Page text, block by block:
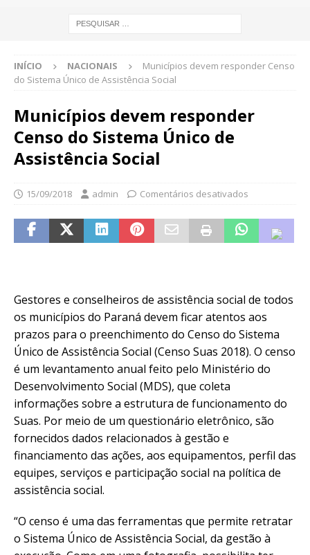
INÍCIO NACIONAIS
Municípios devem responder Censo
do Sistema Único de Assistência Social
Municípios devem responder
Censo do Sistema Único de
Assistência Social
15/09/2018 admin Comentários desativados
Gestores e conselheiros de assistência social de todos
os municípios do Paraná devem ficar atentos aos
prazos para o preenchimento do Censo do Sistema
Único de Assistência Social (Censo Suas 2018). O censo
é um levantamento anual feito pelo Ministério do
Desenvolvimento Social (MDS), que coleta
informações sobre a estrutura de funcionamento do
Suas. Por meio de um questionário eletrônico, são
fornecidos dados relacionados à gestão e
financiamento das ações, aos equipamentos, perfil das
equipes, serviços e participação social na política de
assistência social.
“O censo é uma das ferramentas que permite retratar
o Sistema Único de Assistência Social, da gestão à